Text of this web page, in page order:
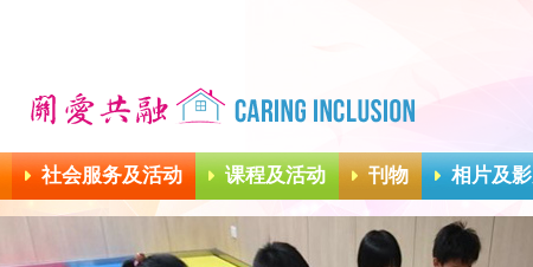
社会服务及活动 课程及活动 刊物 相片及